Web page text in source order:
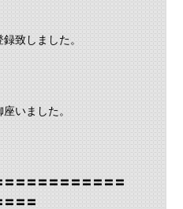
致しました。
いました。
〓〓〓〓〓〓〓〓〓〓
〓〓〓